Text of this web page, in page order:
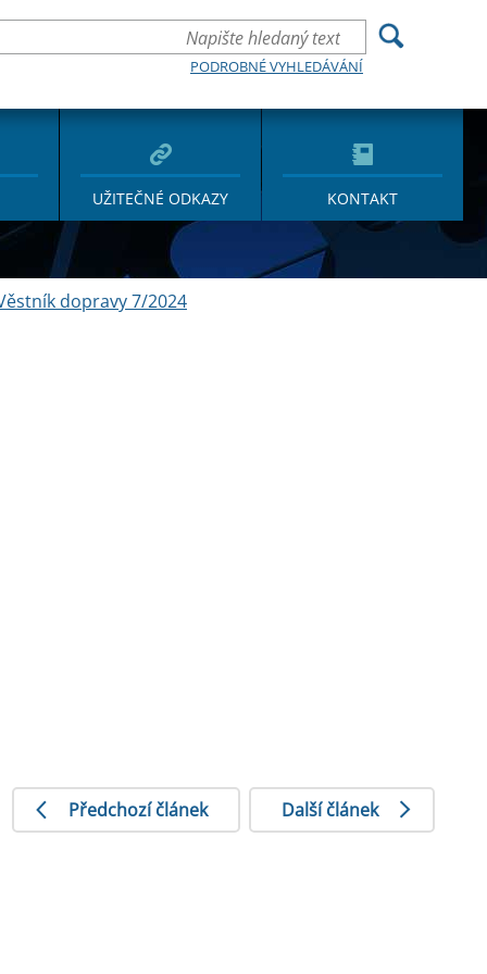
PODROBNÉ VYHLEDÁVÁNÍ
UŽITEČNÉ ODKAZY KONTAKT
dopravy 7/2024
Předchozí článek Další článek